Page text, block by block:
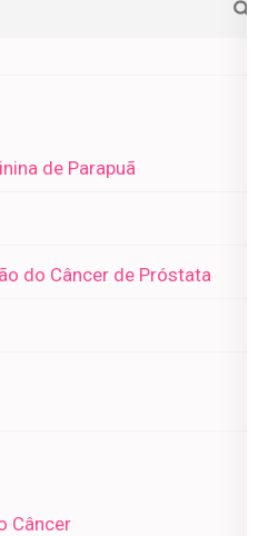
de Parapuã
do Câncer de Próstata
Câncer